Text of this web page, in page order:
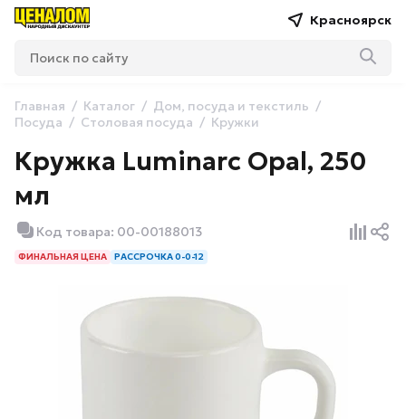
Красноярск
Главная Каталог
Дом, посуда и текстиль
Посуда
Столовая посуда Кружки
Кружка Luminarc Opal, 250
мл
Код товара: 00-00188013
ФИНАЛЬНАЯ ЦЕНА РАССРОЧКА 0-0-12